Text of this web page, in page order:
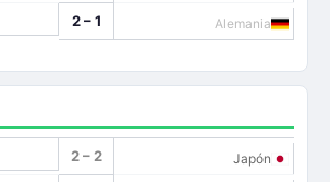
2 – 1 Alemania
2 – 2
Japón